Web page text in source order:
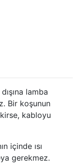
lamba
Bir koşunun
kabloyu
içinde ısı
gerekmez.